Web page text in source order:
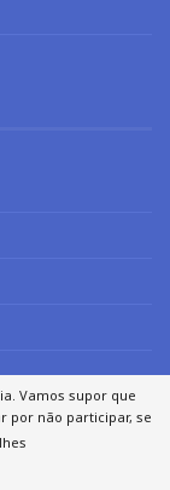
Vamos supor que
por não participar, se